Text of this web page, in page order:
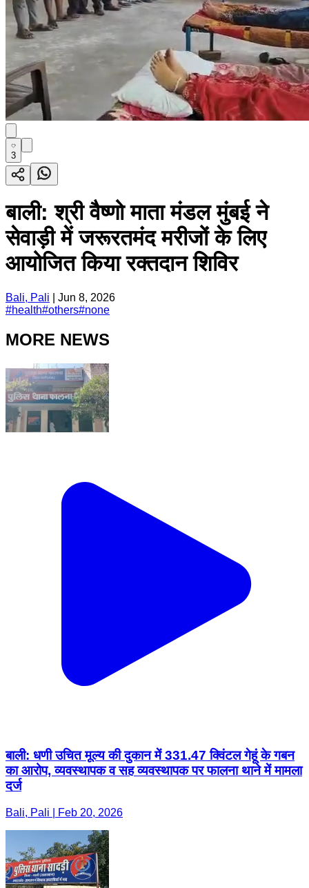
3
बाली: श्री वैष्णो माता मंडल मुंबई ने
सेवाड़ी में जरूरतमंद मरीजों के लिए
आयोजित किया रक्तदान शिविर
Bali, Pali
Jun 8, 2026
#health#others#none
MORE NEWS
बाली: धणी उचित मूल्य की दुकान में 331.47 क्विंटल गेहूं के गबन
का आरोप, व्यवस्थापक व सह व्यवस्थापक पर फालना थाने में मामला
दर्ज
Bali, Pali | Feb 20, 2026